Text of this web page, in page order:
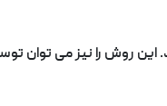
روش را نیز می